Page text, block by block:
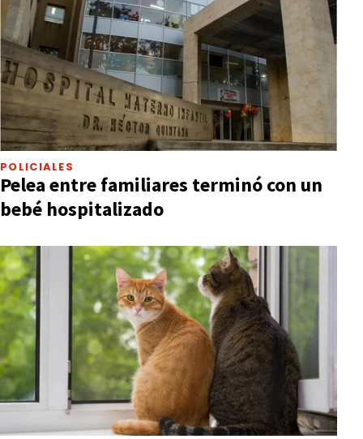
POLICIALES
Pelea entre familiares terminó con un
bebé hospitalizado